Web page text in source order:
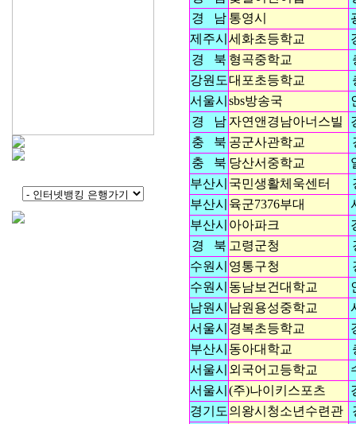
경 남 통영시
제주시 세화초등학교
경 북 형곡중학교
강원도대포초등학교
서울시 sbs방송국
경 남 자연앤경남아너스빌
충 북 공군사관학교
충 북 당산서중학교
부산시 국민생활체욱센터
부산시 육군7376부대
부산시 아아파크
경 북 고령군청
수원시 영통구청
수원시 동남보건대학교
남원시 남원용성중학교
서울시 경복초등학교
부산시 동아대학교
서울시 외국어고등학교
서울시 (주)나이키스포츠
경기도 의왕시청소년수련관